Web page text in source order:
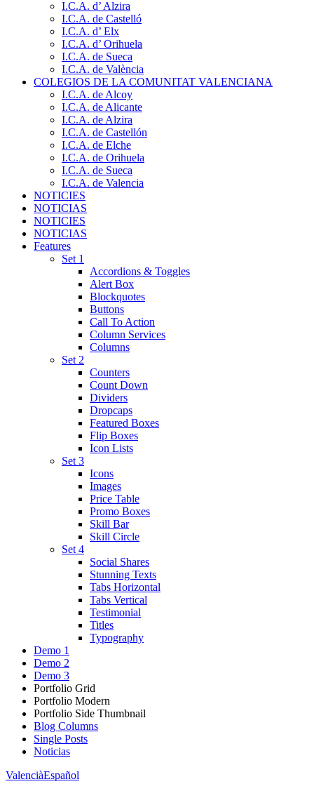
I.C.A. d’ Alzira
I.C.A. de Castelló
I.C.A. d’ Elx
I.C.A. d’ Orihuela
I.C.A. de Sueca
I.C.A. de València
COLEGIOS DE LA COMUNITAT VALENCIANA
I.C.A. de Alcoy
I.C.A. de Alicante
I.C.A. de Alzira
I.C.A. de Castellón
I.C.A. de Elche
I.C.A. de Orihuela
I.C.A. de Sueca
I.C.A. de Valencia
NOTICIES
NOTICIAS
NOTICIES
NOTICIAS
Features
Set 1
Accordions & Toggles
Alert Box
Blockquotes
Buttons
Call To Action
Column Services
Columns
Set 2
Counters
Count Down
Dividers
Dropcaps
Featured Boxes
Flip Boxes
Icon Lists
Set 3
Icons
Images
Price Table
Promo Boxes
Skill Bar
Skill Circle
Set 4
Social Shares
Stunning Texts
Tabs Horizontal
Tabs Vertical
Testimonial
Titles
Typography
Demo 1
Demo 2
Demo 3
Portfolio Grid
Portfolio Modern
Portfolio Side Thumbnail
Blog Columns
Single Posts
Noticias
ValenciàEspañol